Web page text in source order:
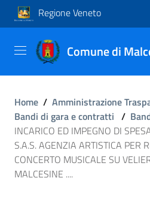
Regione Veneto
Comune di
Home / Amministrazione
Bandi di gara e contratti /
INCARICO ED IMPEGNO DI
S.A.S. AGENZIA ARTISTICA PER
CONCERTO MUSICALE SU
MALCESINE ....